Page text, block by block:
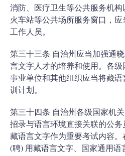
消防、医疗卫生等公共服务机构
火车站等公共场所服务窗口，
工作人员。
第三十三条 自治州应当加强通
言文字人才的培养和使用。各
事业单位和其他组织应当将藏
训计划。
第三十四条 自治州各级国家机
招录与语言环境直接关联的公
藏语言文字作为重要考试内容
(聘) 用藏语言文字、国家通用语